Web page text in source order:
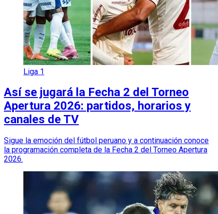
Liga 1
Así se jugará la Fecha 2 del Torneo
Apertura 2026: partidos, horarios y
canales de TV
Sigue la emoción del fútbol peruano y a continuación conoce
la programación completa de la Fecha 2 del Torneo Apertura
2026.